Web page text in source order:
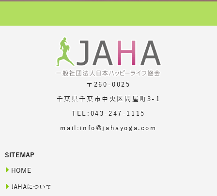
〒260-0025
千葉県千葉市中央区問屋町3-1
TEL:043-247-1115
mail:info@jahayoga.com
SITEMAP
HOME
JAHAについて